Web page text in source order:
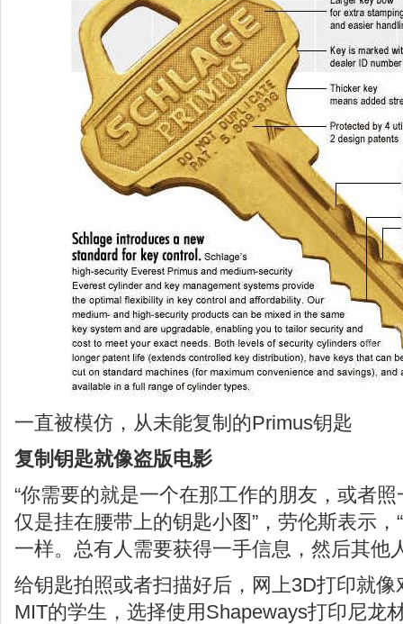
一直被模仿，从未能复制的Primus钥匙
复制钥匙就像盗版电影
“你需要的就是一个在那工作的朋友，或者
仅是挂在腰带上的钥匙小图”，劳伦斯表示
一样。总有人需要获得一手信息，然后其他
给钥匙拍照或者扫描好后，网上3D打印就
MIT的学生，选择使用Shapeways打印尼龙